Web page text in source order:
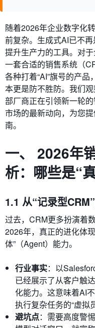
随着2026年企业数字化
前复杂。生成式AI已不
提升生产力的工具。对
一套合适的销售系统（
各种打着“AI”旗号的产
本更是防不胜防。我们
部厂商正在引领新一轮
市场的最新动向，为您
南。
一、 2026年
析：哪些是“
1.1 从“记录型
过去，CRM更多扮演着
2026年，真正的进化体
体”（Agent）能力。
行业事实：以
已经展示了从客户触
化能力。这意味着AI
执行复杂任务的“虚拟
避坑点：需要高度警